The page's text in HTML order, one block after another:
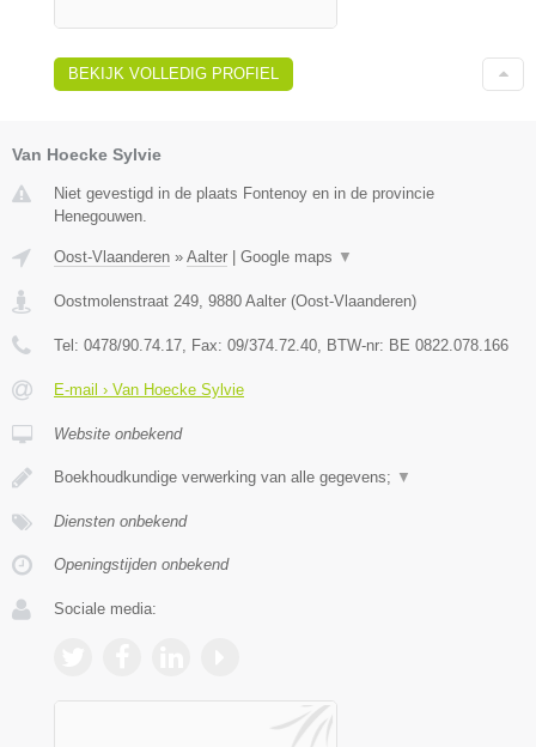
BEKIJK VOLLEDIG PROFIEL
Van Hoecke Sylvie
Niet gevestigd in de plaats Fontenoy en in de provincie
Henegouwen.
Oost-Vlaanderen » Aalter Google maps ▼
Oostmolenstraat 249 9880 Aalter (Oost-Vlaanderen)
Tel: 0478/90.74.17 , Fax: 09/374.72.40 , BTW-nr: BE 0822.078.166
E-mail › Van Hoecke Sylvie
Website onbekend
Boekhoudkundige verwerking van alle gegevens; ▼
Diensten onbekend
Openingstijden onbekend
Sociale media: